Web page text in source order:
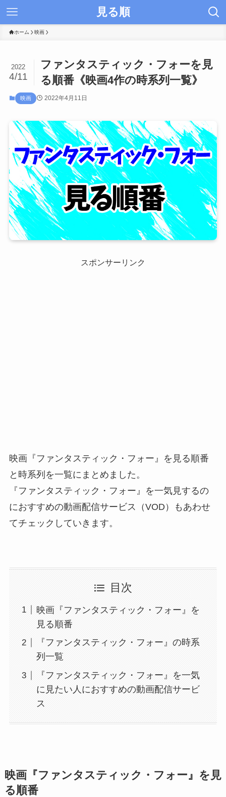
見る順
ホーム 映画
ファンタスティック・フォーを見
る順番《映画4作の時系列一覧》
2022
4/11
映画 2022年4月11日
スポンサーリンク
映画『ファンタスティック・フォー』を見る順番
と時系列を一覧にまとめました。
『ファンタスティック・フォー』を一気見するの
におすすめの動画配信サービス（VOD）もあわせ
てチェックしていきます。
目次
映画『ファンタスティック・フォー』を
見る順番
『ファンタスティック・フォー』の時系
列一覧
『ファンタスティック・フォー』を一気
に見たい人におすすめの動画配信サービ
ス
映画『ファンタスティック・フォー』を見
る順番